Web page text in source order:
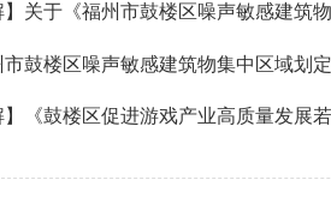
】关于《福州市鼓楼区噪声敏感建筑
市鼓楼区噪声敏感建筑物集中区域划
】《鼓楼区促进游戏产业高质量发展